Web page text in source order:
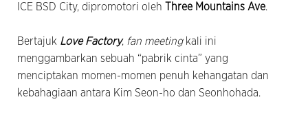
ICE BSD City, dipromotori oleh
Three Mountains Ave.
Bertajuk Love Factory, fan meetingkali ini
menggambarkan sebuah “pabrik cinta” yang
menciptakan momen-momen penuh kehangatan dan
kebahagiaan antara Kim Seon-ho dan Seonhohada.